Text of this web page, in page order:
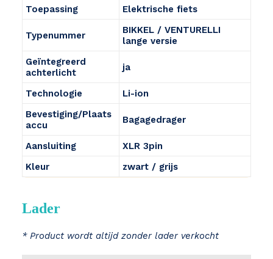
Toepassing
Elektrische fiets
Typenummer
BIKKEL / VENTURELLI
lange versie
Geïntegreerd
achterlicht
ja
Technologie
Li-ion
Bevestiging/Plaats
accu
Bagagedrager
Aansluiting
XLR 3pin
Kleur
zwart / grijs
Lader
* Product wordt altijd zonder lader verkocht